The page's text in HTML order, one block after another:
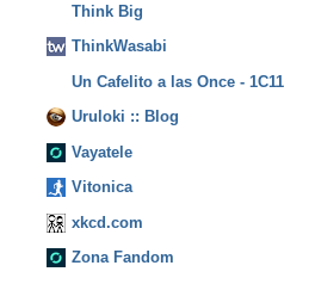
Think Big
ThinkWasabi
Un Cafelito a las Once - 1C11
Uruloki :: Blog
Vayatele
Vitonica
xkcd.com
Zona Fandom